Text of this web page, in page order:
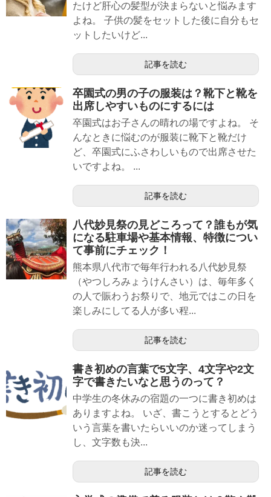
たけど肝心の髪型が決まらないと悩みます
よね。 子供の髪をセットした後に自分もセ
ットしたいけど...
記事を読む
卒園式の男の子の服装は？靴下と靴を
出席しやすいものにするには
卒園式はお子さんの晴れの場ですよね。 そ
んなときに悩むのが服装に靴下と靴だけ
ど、卒園式にふさわしいもので出席させた
いですよね。 ...
記事を読む
八代妙見祭の見どころって？誰もが気
になる駐車場や基本情報、特徴につい
て事前にチェック！
熊本県八代市で毎年行われる八代妙見祭
（やつしろみょうけんさい）は、毎年多く
の人で賑わうお祭りで、地元ではこの日を
楽しみにしてる人が多い程...
記事を読む
書き初めの言葉で5文字、4文字や2文
字で書きたいなと思うのって？
中学生の冬休みの宿題の一つに書き初めは
ありますよね。 いざ、書こうとするとどう
いう言葉を書いたらいいのか迷ってしまう
し、文字数も決...
記事を読む